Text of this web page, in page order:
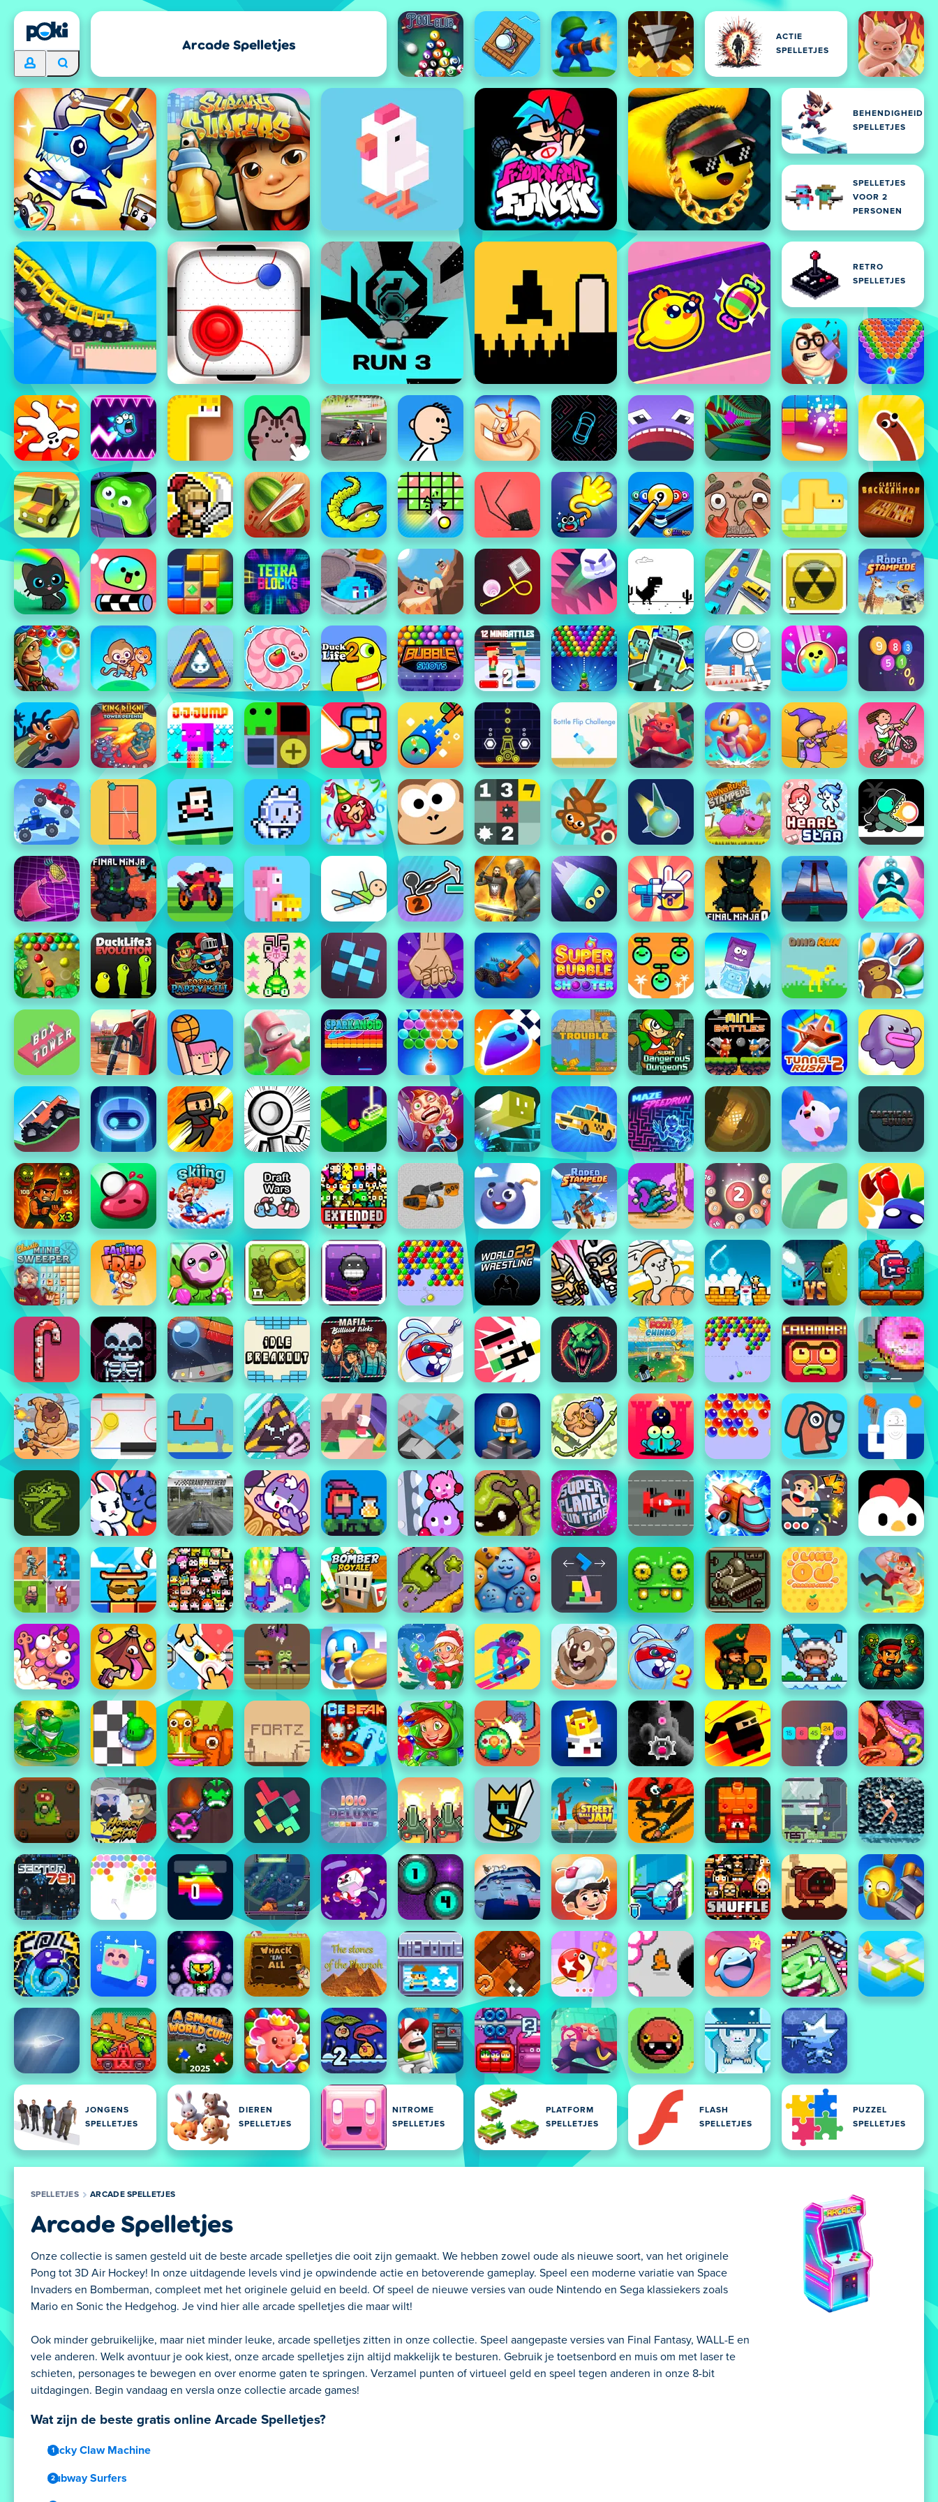
Arcade Spelletjes
ACTIE
SPELLETJES
BEHENDIGHEID
SPELLETJES
SPELLETJES
VOOR 2
PERSONEN
RETRO
SPELLETJES
JONGENS
SPELLETJES
DIEREN
SPELLETJES
NITROME
SPELLETJES
PLATFORM
SPELLETJES
FLASH
SPELLETJES
PUZZEL
SPELLETJES
SPELLETJES ARCADE SPELLETJES
Arcade Spelletjes
Onze collectie is samen gesteld uit de beste arcade spelletjes die ooit zijn gemaakt. We hebben zowel oude als nieuwe soort, van het originele
Pong tot 3D Air Hockey! In onze uitdagende levels vind je opwindende actie en betoverende gameplay. Speel een moderne variatie van Space
Invaders en Bomberman, compleet met het originele geluid en beeld. Of speel de nieuwe versies van oude Nintendo en Sega klassiekers zoals
Mario en Sonic the Hedgehog. Je vind hier alle arcade spelletjes die maar wilt!
Ook minder gebruikelijke, maar niet minder leuke, arcade spelletjes zitten in onze collectie. Speel aangepaste versies van Final Fantasy, WALL-E en
vele anderen. Welk avontuur je ook kiest, onze arcade spelletjes zijn altijd makkelijk te besturen. Gebruik je toetsenbord en muis om met laser te
schieten, personages te bewegen en over enorme gaten te springen. Verzamel punten of virtueel geld en speel tegen anderen in onze 8-bit
uitdagingen. Begin vandaag en versla onze collectie arcade games!
Wat zijn de beste gratis online Arcade Spelletjes?
Lucky Claw Machine
Subway Surfers